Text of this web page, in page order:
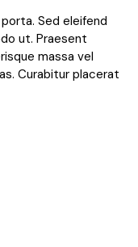
Sed eleifend
ut. Praesent
massa vel
Curabitur placerat